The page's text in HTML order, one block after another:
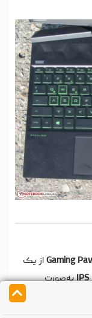
Gaming از یک
IPSبه‌صورت
دارد و از نرخ نوسازی